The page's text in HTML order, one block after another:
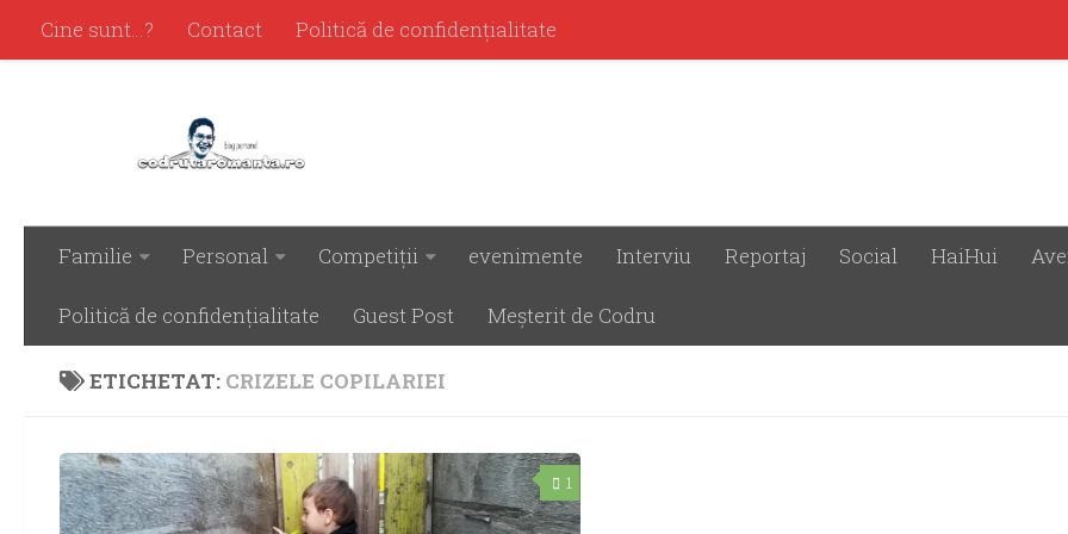
Cine sunt…? Contact Politică de confidenţialitate
Familie Personal Competiţii evenimente Interviu Reportaj Social HaiHui
Politică de confidenţialitate Guest Post Meşterit de Codru
ETICHETAT: CRIZELE COPILARIEI
1